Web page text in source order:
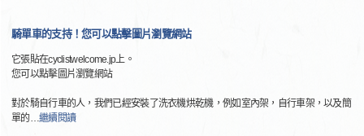
騎單車的支持！您可以點擊圖片瀏覽網站
它張貼在cyclistwelcome.jp上。
您可以點擊圖片瀏覽網站
對於騎自行車的人，我們已經安裝了洗衣機烘乾機，例如室內架，自行車架，以及簡
單的…繼續閱讀